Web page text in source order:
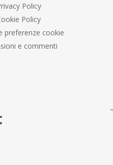
Policy
Policy
preferenze cookie
e commenti